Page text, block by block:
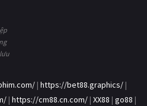
| https://bet88.graphics/ |
| https://cm88.cn.com/ | XX88 | go88 |